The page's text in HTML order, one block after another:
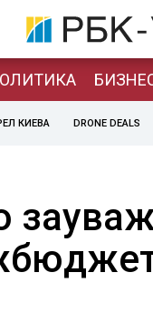
КИЕВА DRONE DEALS